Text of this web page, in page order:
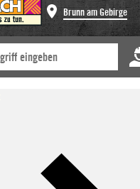
Brunn am Gebirge